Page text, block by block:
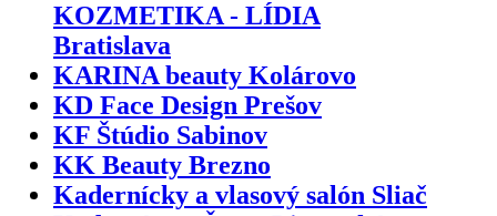
KOZMETIKA - LÍDIA
Bratislava
KARINA beauty Kolárovo
KD Face Design Prešov
KF Štúdio Sabinov
KK Beauty Brezno
Kadernícky a vlasový salón Sliač